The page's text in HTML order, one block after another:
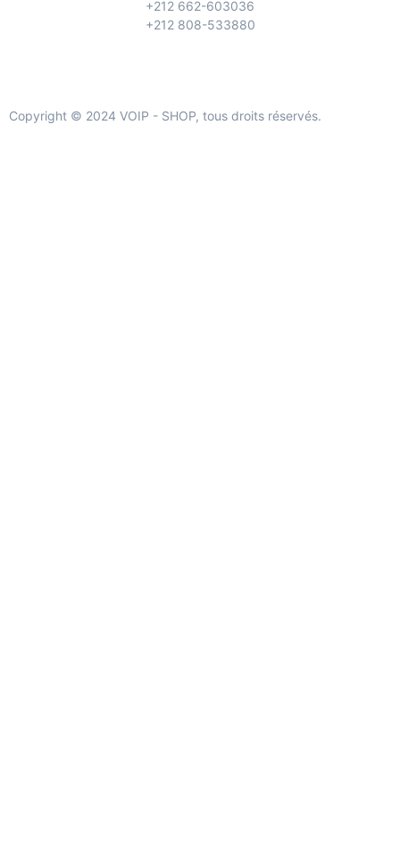
+212 662-603036
+212 808-533880
Copyright © 2024 VOIP - SHOP, tous droits réservés.